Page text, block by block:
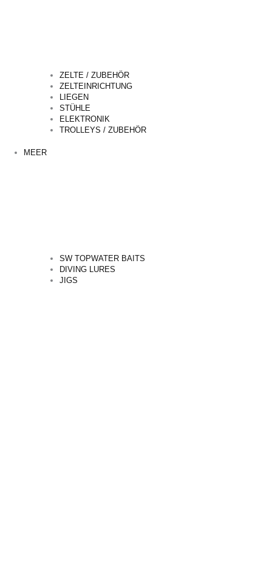
ZELTE / ZUBEHÖR
ZELTEINRICHTUNG
LIEGEN
STÜHLE
ELEKTRONIK
TROLLEYS / ZUBEHÖR
MEER
SW TOPWATER BAITS
DIVING LURES
JIGS